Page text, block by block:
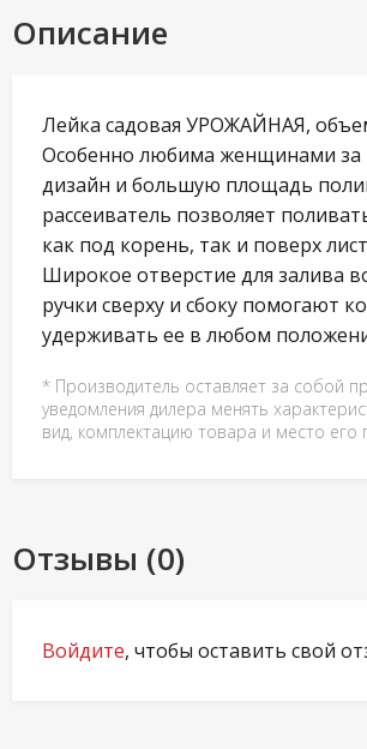
Описание
Лейка садовая УРОЖАЙНАЯ,
Особенно любима женщинами за
дизайн и большую площадь
рассеиватель позволяет
как под корень, так и поверх
Широкое отверстие для залива
ручки сверху и сбоку помогают
удерживать ее в любом
* Производитель оставляет за собой
уведомления дилера менять
вид, комплектацию товара и место его
Отзывы (0)
Войдите, чтобы оставить свой